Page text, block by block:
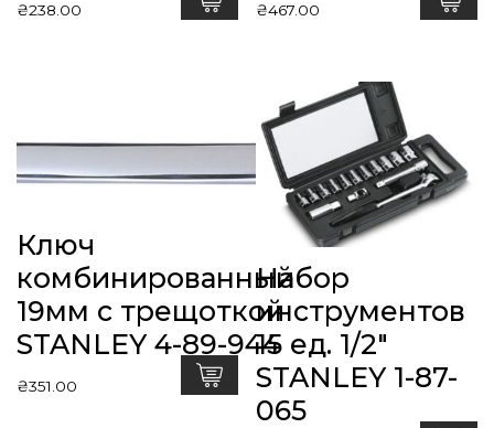
₴238.00 ₴467.00
Ключ
комбинированный
19мм с трещоткой
STANLEY 4-89-944
₴351.00
Набор
инструментов
15 ед. 1/2″
STANLEY 1-87-
065